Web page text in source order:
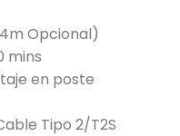
Opcional)
mins
en poste
Tipo 2/T2S